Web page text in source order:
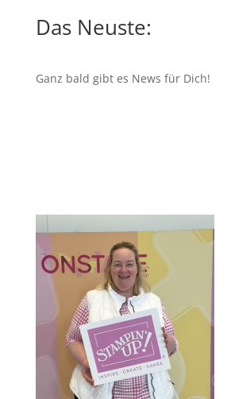
Das Neuste:
Ganz bald gibt es News für Dich!